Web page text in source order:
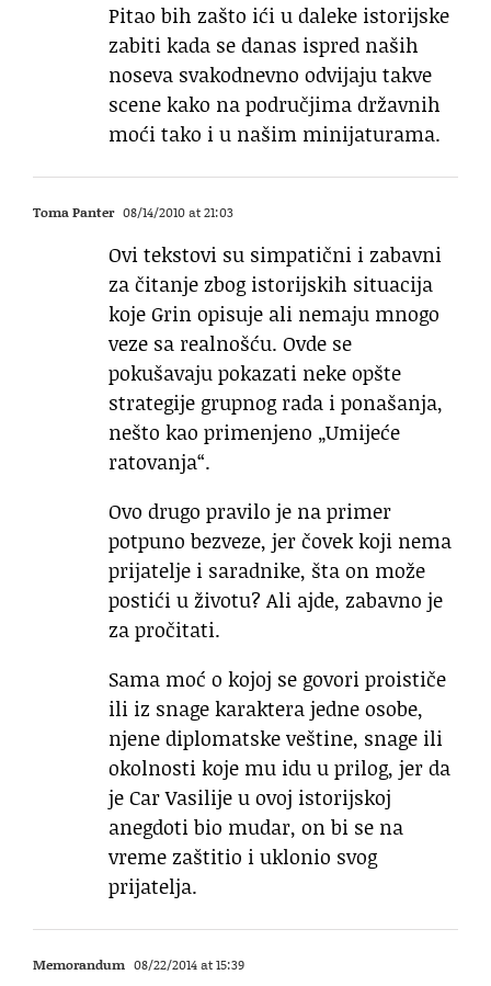
Pitao bih zašto ići u daleke istorijske
zabiti kada se danas ispred naših
noseva svakodnevno odvijaju takve
scene kako na područjima državnih
moći tako i u našim minijaturama.
Toma Panter 08/14/2010 at 21:03
Ovi tekstovi su simpatični i zabavni
za čitanje zbog istorijskih situacija
koje Grin opisuje ali nemaju mnogo
veze sa realnošću. Ovde se
pokušavaju pokazati neke opšte
strategije grupnog rada i ponašanja,
nešto kao primenjeno „Umijeće
ratovanja“.
Ovo drugo pravilo je na primer
potpuno bezveze, jer čovek koji nema
prijatelje i saradnike, šta on može
postići u životu? Ali ajde, zabavno je
za pročitati.
Sama moć o kojoj se govori proističe
ili iz snage karaktera jedne osobe,
njene diplomatske veštine, snage ili
okolnosti koje mu idu u prilog, jer da
je Car Vasilije u ovoj istorijskoj
anegdoti bio mudar, on bi se na
vreme zaštitio i uklonio svog
prijatelja.
Memorandum 08/22/2014 at 15:39